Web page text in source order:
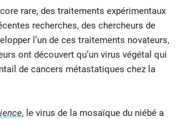
rare, des traitements expérimentaux
recherches, des chercheurs de
l’un de ces traitements novateurs,
ont découvert qu’un virus végétal qui
de cancers métastatiques chez la
, le virus de la mosaïque du niébé a